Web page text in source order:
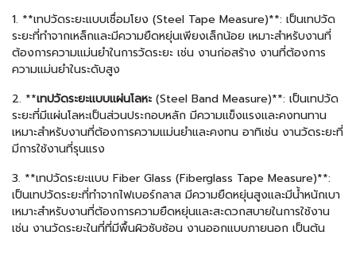
1. **เทปวัดระยะแบบเชื่อมโยง (Steel Tape Measure)**: เป็นเทปวัด
ระยะที่ทำจากเหล็กและมีความยืดหยุ่นเพียงเล็กน้อย เหมาะสำหรับงานที่
ต้องการความแม่นยำในการวัดระยะ เช่น งานก่อสร้าง งานที่ต้องการ
ความแม่นยำในระดับสูง
2. **เทปวัดระยะแบบแผ่นโลหะ (Steel Band Measure)**: เป็นเทปวัด
ระยะที่มีแผ่นโลหะเป็นส่วนประกอบหลัก มีความแข็งแรงและคงทนทาน
เหมาะสำหรับงานที่ต้องการความแม่นยำและคงทน อาทิเช่น งานวัดระยะที่
มีการใช้งานที่รุนแรง
3. **เทปวัดระยะแบบ Fiber Glass (Fiberglass Tape Measure)**:
เป็นเทปวัดระยะที่ทำจากไฟเบอร์กลาส มีความยืดหยุ่นสูงและมีน้ำหนักเบา
เหมาะสำหรับงานที่ต้องการความยืดหยุ่นและสะดวกสบายในการใช้งาน
เช่น งานวัดระยะในที่ที่มีพื้นผิวซับซ้อน งานออกแบบภายนอก เป็นต้น